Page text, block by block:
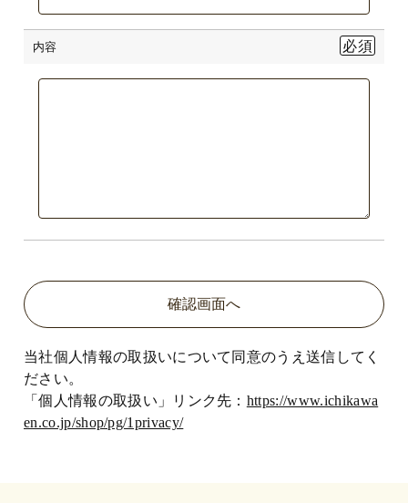
内容
当社個人情報の取扱いについて同意のうえ送信してく
ださい。
「個人情報の取扱い」リンク先： https://www.ichikawa
en.co.jp/shop/pg/1privacy/